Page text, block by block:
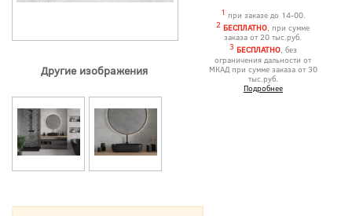
Другие изображения
1 при заказе до 14-00.
2 БЕСПЛАТНО, при сумме
заказа от 20 тыс.руб.
3 БЕСПЛАТНО, без
ограничения дальности от
МКАД при сумме заказа от 30
тыс.руб.
Подробнее